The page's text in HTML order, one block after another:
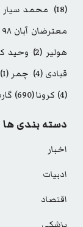
(18)
محمد سیار
معترضان آبان ۹۸
هولیر (2) وحید
قبادی (4) چمر (1)
(4)
کرونا(690)
دسته بندی ها
اخبار
ادبیات
اقتصاد